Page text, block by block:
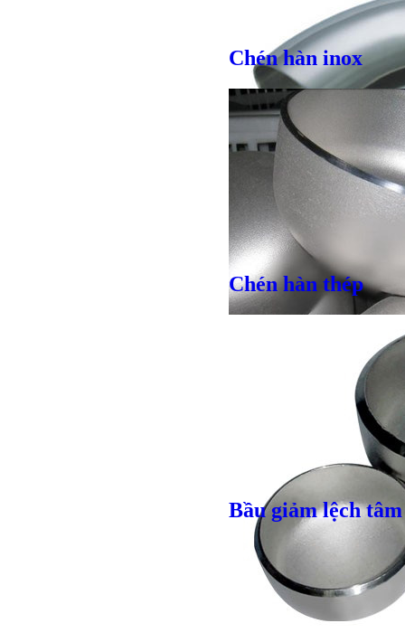
Bulong
VND
Chén hàn inox
VND
Chén hàn thép
Bầu giảm lệch